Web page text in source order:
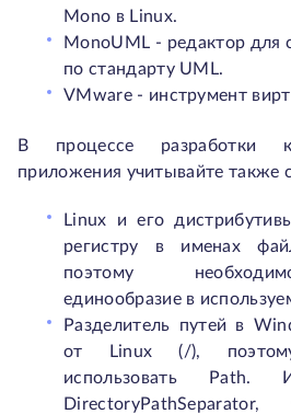
Mono в Linux.
MonoUML - редактор для
по стандарту UML.
VMware - инструмент
В процессе разработки
приложения учитывайте также
Linux и его
регистру в именах
поэтому
единообразие в
Разделитель путей в
от Linux (/), поэтому
использовать Path.